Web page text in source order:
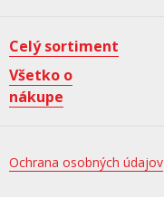
Celý sortiment
Všetko o
nákupe
Ochrana osobných údajov